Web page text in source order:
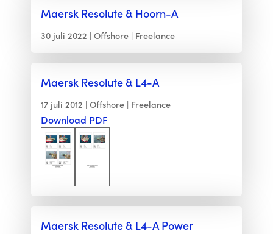
Maersk Resolute & Hoorn-A
30 juli 2022 Offshore Freelance
Maersk Resolute & L4-A
17 juli 2012 Offshore Freelance
Download PDF
Maersk Resolute & L4-A Power